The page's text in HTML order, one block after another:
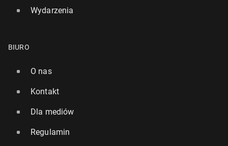
Wydarzenia
BIURO
O nas
Kontakt
Dla mediów
Regulamin